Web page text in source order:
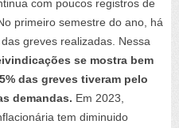
com poucos registros de
primeiro semestre do ano, há
greves realizadas. Nessa
se mostra bem
das greves tiveram pelo
demandas. Em 2023,
tem diminuido